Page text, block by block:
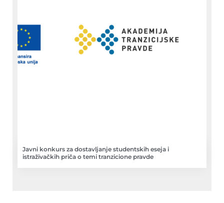
Javni konkurs za dostavljanje studentskih eseja i
istraživačkih priča o temi tranzicione pravde